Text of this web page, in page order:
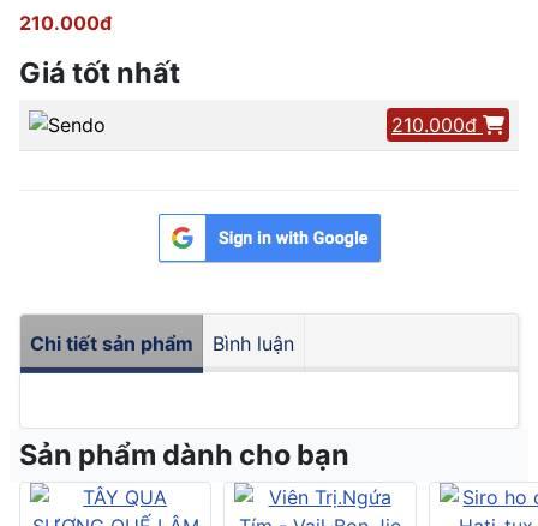
210.000đ
Giá tốt nhất
210.000đ
Chi tiết sản phẩm Bình luận
Sản phẩm dành cho bạn